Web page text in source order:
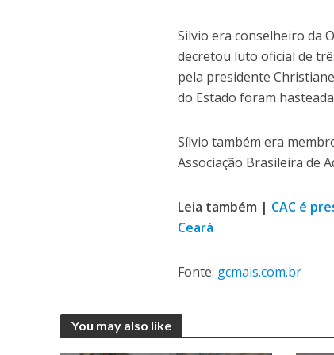
Silvio era conselheiro da
decretou luto oficial de
pela presidente
do Estado foram
Sílvio também era
Associação Brasileira de
Leia também | CAC é
Ceará
Fonte: gcmais.com.br
You may also like